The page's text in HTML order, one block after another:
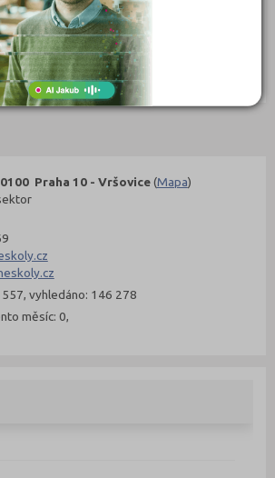
299 Kč
Praha 10 - Vršovice(Mapa)
vyhledáno: 146 278
měsíc: 0,